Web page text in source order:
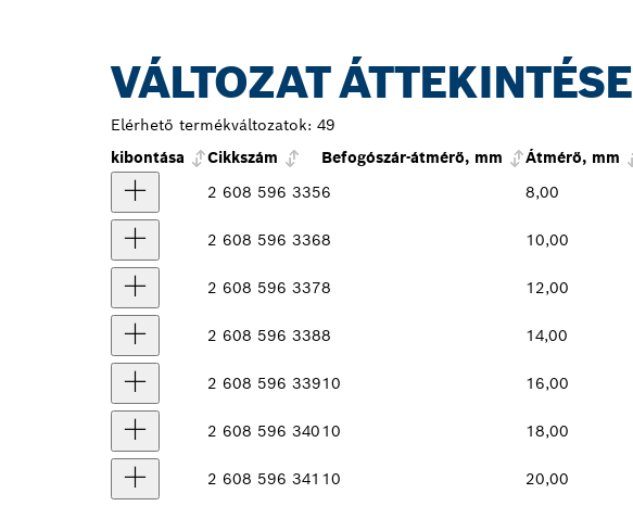
VÁLTOZAT ÁTTEKINTÉSE
Elérhető termékváltozatok: 49
kibontása
Cikkszám Befogószár-átmérő, mm Átmérő, mm
2 608 596 3356 8,00
2 608 596 3368 10,00
2 608 596 3378 12,00
2 608 596 3388 14,00
2 608 596 33910 16,00
2 608 596 34010 18,00
2 608 596 341 10 20,00